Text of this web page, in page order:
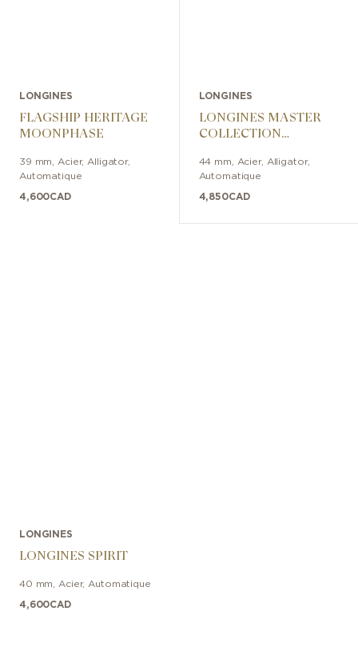
LONGINES
FLAGSHIP HERITAGE
MOONPHASE
39 mm Acier, Alligator,
Automatique
4,600CAD
LONGINES
LONGINES MASTER
COLLECTION
44 mm Acier, Alligator,
Automatique
4,850CAD
LONGINES
LONGINES SPIRIT
40 mm Acier, Automatique
4,600CAD